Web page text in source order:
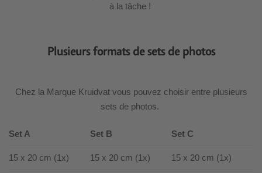
à la tâche !
Plusieurs formats de sets de photos
Chez la Marque Kruidvat vous pouvez choisir entre plusieurs
sets de photos.
Set A Set B Set C
15 x 20 cm (1x) 15 x 20 cm (1x) 15 x 20 cm (1x)